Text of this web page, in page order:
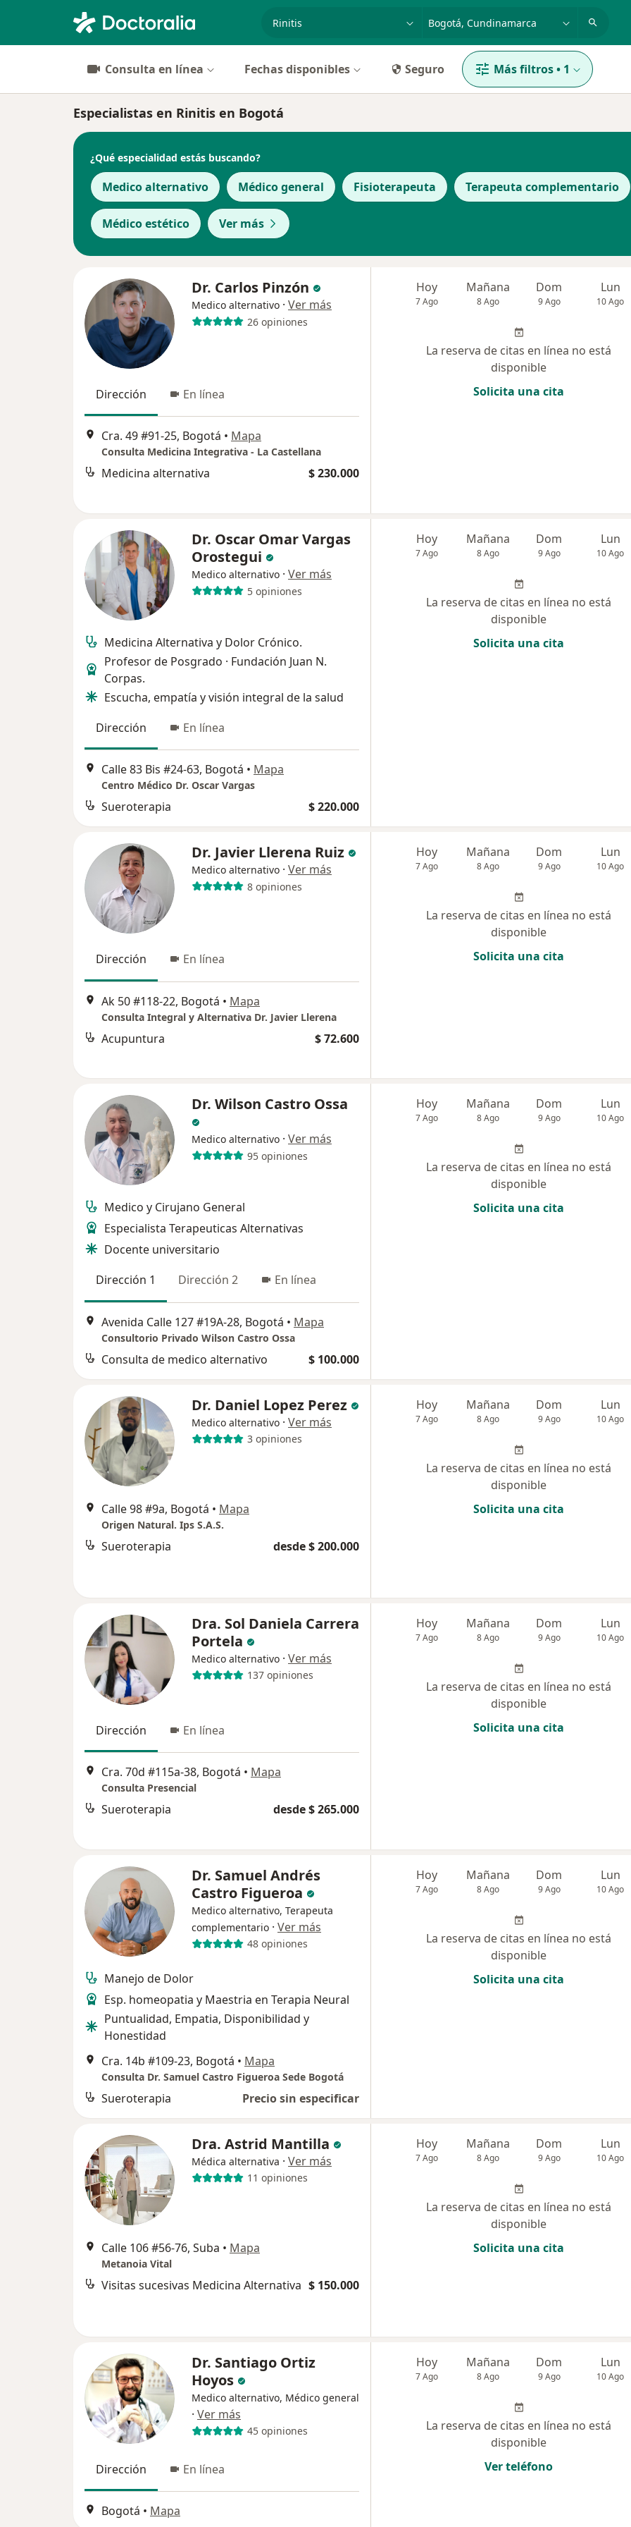
especialidad, enfermedad o nombre
p. ej. Bogotá
Consulta en línea Fechas disponibles Seguro Más filtros• 1
Especialistas en Rinitis en Bogotá
¿Qué especialidad estás buscando?
Medico alternativo Médico general Fisioterapeuta Terapeuta complementario
Médico estético Ver más
Dr. Carlos Pinzón
Medico alternativo · Ver más
26 opiniones
Dirección En línea
Cra. 49 #91-25, Bogotá • Mapa
Consulta Medicina Integrativa - La Castellana
Medicina alternativa $ 230.000
Hoy
7 Ago
Mañana
8 Ago
Dom
9 Ago
Lun
10 Ago
La reserva de citas en línea no está
disponible
Solicita una cita
Dr. Oscar Omar Vargas
Orostegui
Medico alternativo · Ver más
5 opiniones
Medicina Alternativa y Dolor Crónico.
Profesor de Posgrado · Fundación Juan N.
Corpas.
Escucha, empatía y visión integral de la salud
Dirección
En línea
Calle 83 Bis #24-63, Bogotá • Mapa
Centro Médico Dr. Oscar Vargas
Sueroterapia $ 220.000
Hoy
7 Ago
Mañana
8 Ago
Dom
9 Ago
Lun
10 Ago
La reserva de citas en línea no está
disponible
Solicita una cita
Dr. Javier Llerena Ruiz
Medico alternativo · Ver más
8 opiniones
Dirección En línea
Ak 50 #118-22, Bogotá • Mapa
Consulta Integral y Alternativa Dr. Javier Llerena
Acupuntura $ 72.600
Hoy
7 Ago
Mañana
8 Ago
Dom
9 Ago
Lun
10 Ago
La reserva de citas en línea no está
disponible
Solicita una cita
Dr. Wilson Castro Ossa
Medico alternativo · Ver más
95 opiniones
Medico y Cirujano General
Especialista Terapeuticas Alternativas
Docente universitario
Dirección 1
Dirección 2 En línea
Avenida Calle 127 #19A-28, Bogotá • Mapa
Consultorio Privado Wilson Castro Ossa
Consulta de medico alternativo $ 100.000
Hoy
7 Ago
Mañana
8 Ago
Dom
9 Ago
Lun
10 Ago
La reserva de citas en línea no está
disponible
Solicita una cita
Dr. Daniel Lopez Perez
Medico alternativo · Ver más
3 opiniones
Calle 98 #9a, Bogotá • Mapa
Origen Natural. Ips S.A.S.
Sueroterapia desde $ 200.000
Hoy
7 Ago
Mañana
8 Ago
Dom
9 Ago
Lun
10 Ago
La reserva de citas en línea no está
disponible
Solicita una cita
Dra. Sol Daniela Carrera
Portela
Medico alternativo · Ver más
137 opiniones
Dirección En línea
Cra. 70d #115a-38, Bogotá • Mapa
Consulta Presencial
Sueroterapia desde $ 265.000
Hoy
7 Ago
Mañana
8 Ago
Dom
9 Ago
Lun
10 Ago
La reserva de citas en línea no está
disponible
Solicita una cita
Dr. Samuel Andrés
Castro Figueroa
Medico alternativo, Terapeuta
complementario · Ver más
48 opiniones
Manejo de Dolor
Esp. homeopatia y Maestria en Terapia Neural
Puntualidad, Empatia, Disponibilidad y
Honestidad
Cra. 14b #109-23, Bogotá • Mapa
Consulta Dr. Samuel Castro Figueroa Sede Bogotá
Sueroterapia Precio sin especificar
Hoy
7 Ago
Mañana
8 Ago
Dom
9 Ago
Lun
10 Ago
La reserva de citas en línea no está
disponible
Solicita una cita
Dra. Astrid Mantilla
Médica alternativa · Ver más
11 opiniones
Calle 106 #56-76, Suba • Mapa
Metanoia Vital
Visitas sucesivas Medicina Alternativa $ 150.000
Hoy
7 Ago
Mañana
8 Ago
Dom
9 Ago
Lun
10 Ago
La reserva de citas en línea no está
disponible
Solicita una cita
Dr. Santiago Ortiz
Hoyos
Medico alternativo, Médico general
· Ver más
45 opiniones
Dirección En línea
Bogotá • Mapa
Hoy
7 Ago
Mañana
8 Ago
Dom
9 Ago
Lun
10 Ago
La reserva de citas en línea no está
disponible
Ver teléfono